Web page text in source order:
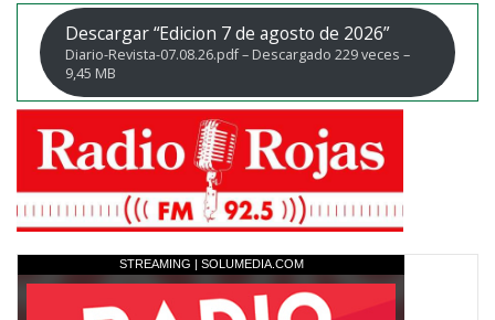
Descargar “Edicion 7 de agosto de 2026”
Diario-Revista-07.08.26.pdf – Descargado 229 veces –
9,45 MB